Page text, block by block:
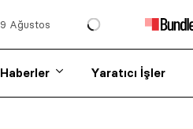
9 Ağustos
Haberler Yaratıcı İşler